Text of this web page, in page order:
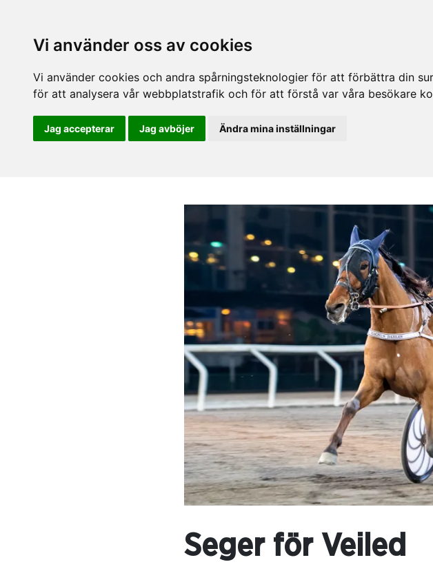
Vi använder oss av cookies
Vi använder cookies och andra spårningsteknologier för att förbättra din
för att analysera vår webbplatstrafik och för att förstå var våra besökare
Jag accepterar Jag avböjer Ändra mina inställningar
Seger för Veiled